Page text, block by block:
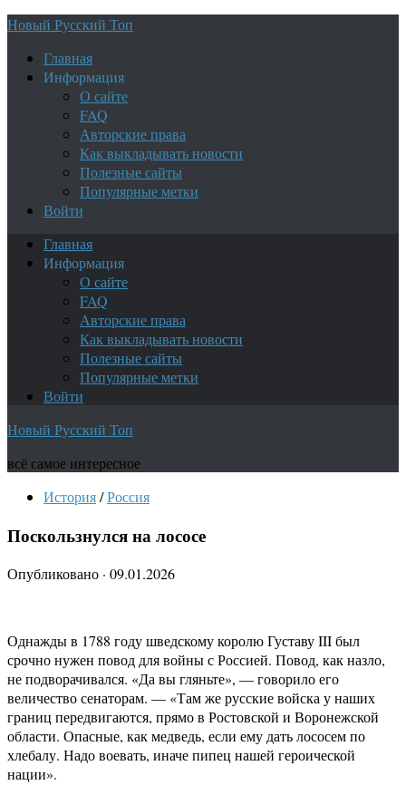
Новый Русский Топ
Главная
Информация
О сайте
FAQ
Авторские права
Как выкладывать новости
Полезные сайты
Популярные метки
Войти
Главная
Информация
О сайте
FAQ
Авторские права
Как выкладывать новости
Полезные сайты
Популярные метки
Войти
Новый Русский Топ
всё самое интересное
История/Россия
Поскользнулся на лососе
Опубликовано · 09.01.2026
Однажды в 1788 году шведскому королю Густаву III был
срочно нужен повод для войны с Россией. Повод, как назло,
не подворачивался. «Да вы гляньте», — говорило его
величество сенаторам. — «Там же русские войска у наших
границ передвигаются, прямо в Ростовской и Воронежской
области. Опасные, как медведь, если ему дать лососем по
хлебалу. Надо воевать, иначе пипец нашей героической
нации».